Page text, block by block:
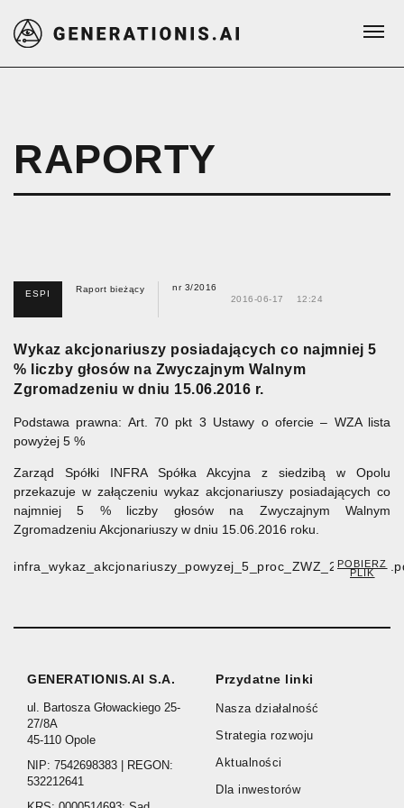
RAPORTY
ESPI Raport bieżący
nr 3/2016
2016-06-17
12:24
Wykaz akcjonariuszy posiadających co najmniej 5
% liczby głosów na Zwyczajnym Walnym
Zgromadzeniu w dniu 15.06.2016 r.
Podstawa prawna: Art. 70 pkt 3 Ustawy o ofercie – WZA lista
powyżej 5 %
Zarząd Spółki INFRA Spółka Akcyjna z siedzibą w Opolu
przekazuje w załączeniu wykaz akcjonariuszy posiadających co
najmniej 5 % liczby głosów na Zwyczajnym Walnym
Zgromadzeniu Akcjonariuszy w dniu 15.06.2016 roku.
POBIERZ
PLIK
GENERATIONIS.AI S.A.
ul. Bartosza Głowackiego 25-
27/8A
45-110 Opole
NIP: 7542698383 | REGON:
532212641
Przydatne linki
Nasza działalność
Strategia rozwoju
Aktualności
Dla inwestorów